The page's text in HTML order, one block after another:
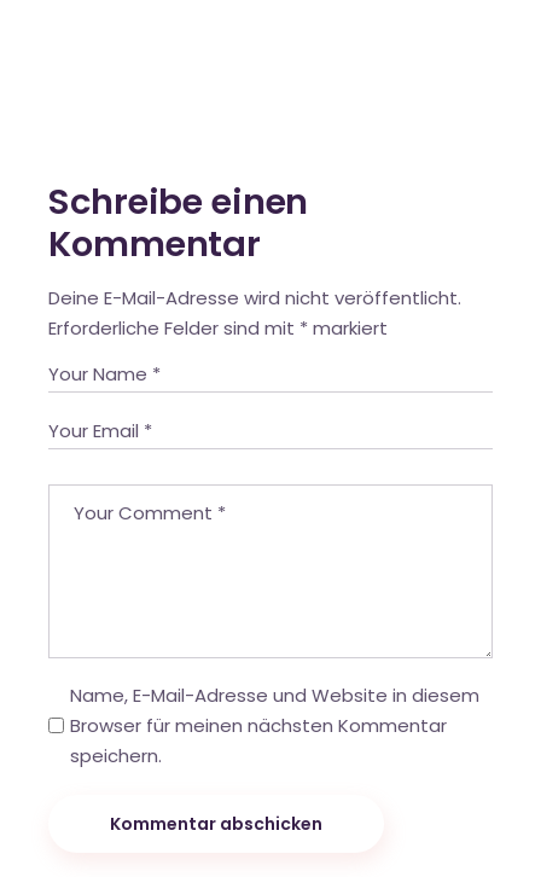
Schreibe einen
Kommentar
Deine E-Mail-Adresse wird nicht veröffentlicht.
Erforderliche Felder sind mit * markiert
Name, E-Mail-Adresse und Website in diesem
Browser für meinen nächsten Kommentar
speichern.
Kommentar abschicken